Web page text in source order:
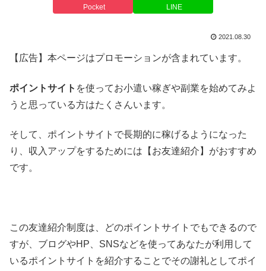
Pocket LINE
2021.08.30
【広告】本ページはプロモーションが含まれています。
ポイントサイト を使ってお小遣い稼ぎや副業を始めてみよ
うと思っている方はたくさんいます。
そして、ポイントサイトで長期的に稼げるようになった
り、収入アップをするためには【お友達紹介】がおすすめ
です。
この友達紹介制度は、どのポイントサイトでもできるので
すが、ブログやHP、SNSなどを使ってあなたが利用して
いるポイントサイトを紹介することでその謝礼としてポイ